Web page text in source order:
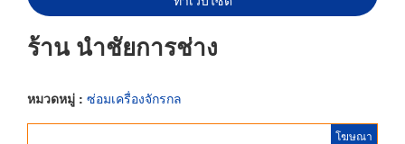
ร้าน นำชัยการช่าง
หมวดหมู่ : ซ่อมเครื่องจักรกล
โฆษณา